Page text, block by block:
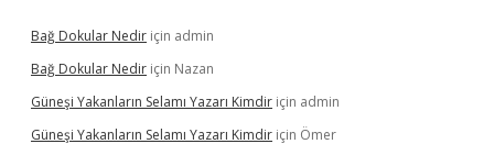
Bağ Dokular Nedir için admin
Bağ Dokular Nedir için Nazan
Güneşi Yakanların Selamı Yazarı Kimdir için admin
Güneşi Yakanların Selamı Yazarı Kimdir için Ömer